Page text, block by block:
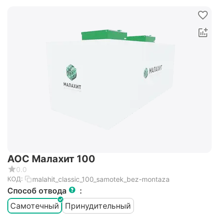
АОС Малахит 100
0.0
КОД: malahit_classic_100_samotek_bez-montaza
Способ отвода
:
Самотечный
Принудительный